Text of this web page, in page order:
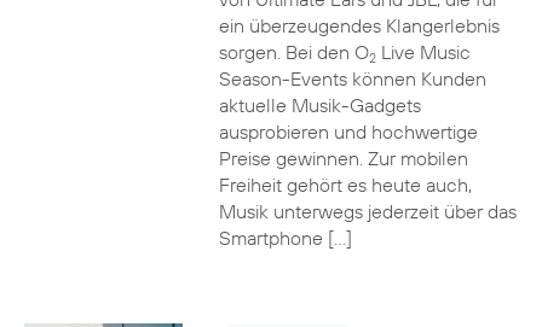
ein überzeugendes Klangerlebnis
sorgen. Bei den O2Live Music
Season-Events können Kunden
aktuelle Musik-Gadgets
ausprobieren und hochwertige
Preise gewinnen. Zur mobilen
Freiheit gehört es heute auch,
Musik unterwegs jederzeit über das
Smartphone […]